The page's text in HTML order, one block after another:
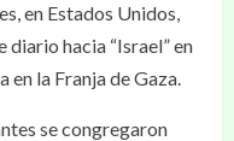
en Estados Unidos,
hacia “Israel” en
en la Franja de Gaza.
se congregaron